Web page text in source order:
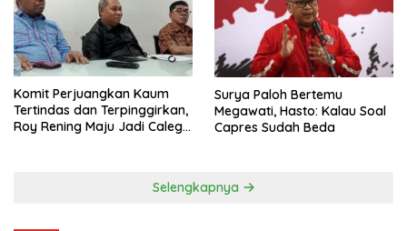
Komit Perjuangkan Kaum
Tertindas dan Terpinggirkan,
Roy Rening Maju Jadi Caleg
Surya Paloh Bertemu
Megawati, Hasto: Kalau Soal
Capres Sudah Beda
Selengkapnya